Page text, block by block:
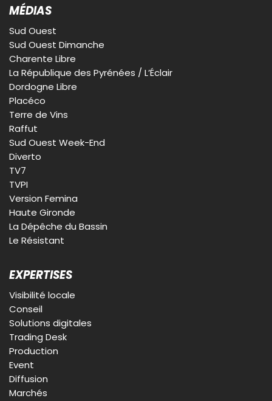
MÉDIAS
Sud Ouest
Sud Ouest Dimanche
Charente Libre
La République des Pyrénées / L’Éclair
Dordogne Libre
Placéco
Terre de Vins
Raffut
Sud Ouest Week-End
Diverto
TV7
TVPI
Version Femina
Haute Gironde
La Dépêche du Bassin
Le Résistant
EXPERTISES
Visibilité locale
Conseil
Solutions digitales
Trading Desk
Production
Event
Diffusion
Marchés